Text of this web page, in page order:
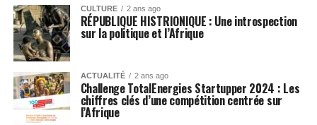
CULTURE 2 ans ago
RÉPUBLIQUE HISTRIONIQUE : Une introspection
sur la politique et l’Afrique
ACTUALITÉ 2 ans ago
Challenge TotalEnergies Startupper 2024 : Les
chiffres clés d’une compétition centrée sur
l’Afrique